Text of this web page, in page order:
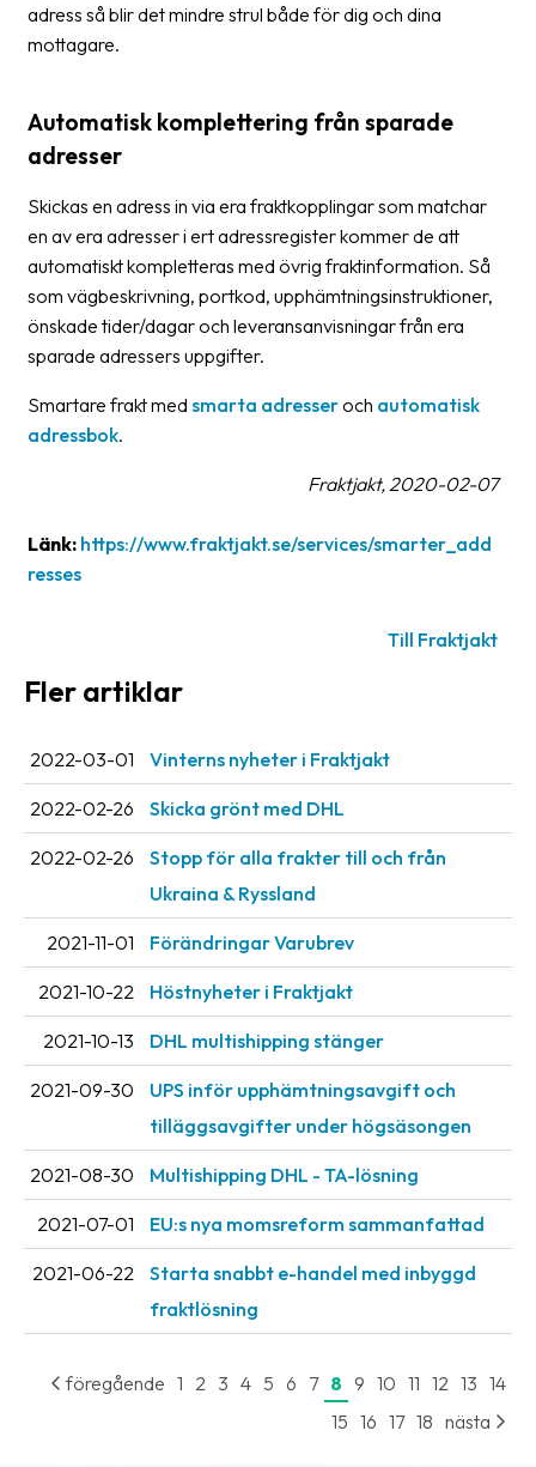
Medarbetare
karriär
Kontakta
oss
Villkor
Allmänna
villkor
Integritet
farligt
adress så blir det mindre strul både för dig och dina
mottagare.
Automatisk komplettering från sparade
adresser
Skickas en adress in via era fraktkopplingar som matchar
en av era adresser i ert adressregister kommer de att
automatiskt kompletteras med övrig fraktinformation. Så
som vägbeskrivning, portkod, upphämtningsinstruktioner,
önskade tider/dagar och leveransanvisningar från era
sparade adressers uppgifter.
Smartare frakt med smarta adresseroch automatisk
adressbok.
Fraktjakt, 2020-02-07
Länk: https://www.fraktjakt.se/services/smarter_add
resses
Till Fraktjakt
Fler artiklar
2022-03-01 Vinterns nyheter i Fraktjakt
2022-02-26 Skicka grönt med DHL
2022-02-26
Stopp för alla frakter till och från
Ukraina & Ryssland
2021-11-01 Förändringar Varubrev
2021-10-22 Höstnyheter i Fraktjakt
2021-10-13 DHL multishipping stänger
2021-09-30
UPS inför upphämtningsavgift och
tilläggsavgifter under högsäsongen
2021-08-30 Multishipping DHL - TA-lösning
2021-07-01 EU:s nya momsreform sammanfattad
2021-06-22
Starta snabbt e-handel med inbyggd
fraktlösning
föregående 1 2 3 4 5 6 7 8 9 10 11 12 13 14
15 16 17 18 nästa